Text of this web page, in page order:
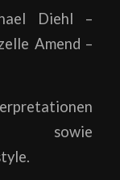
Diehl –
Amend –
sowie